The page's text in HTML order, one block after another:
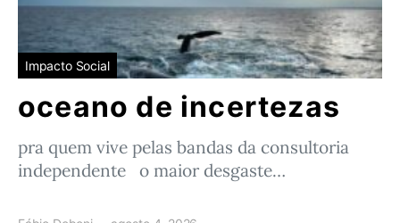
Impacto Social
oceano de incertezas
pra quem vive pelas bandas da consultoria
independente o maior desgaste…